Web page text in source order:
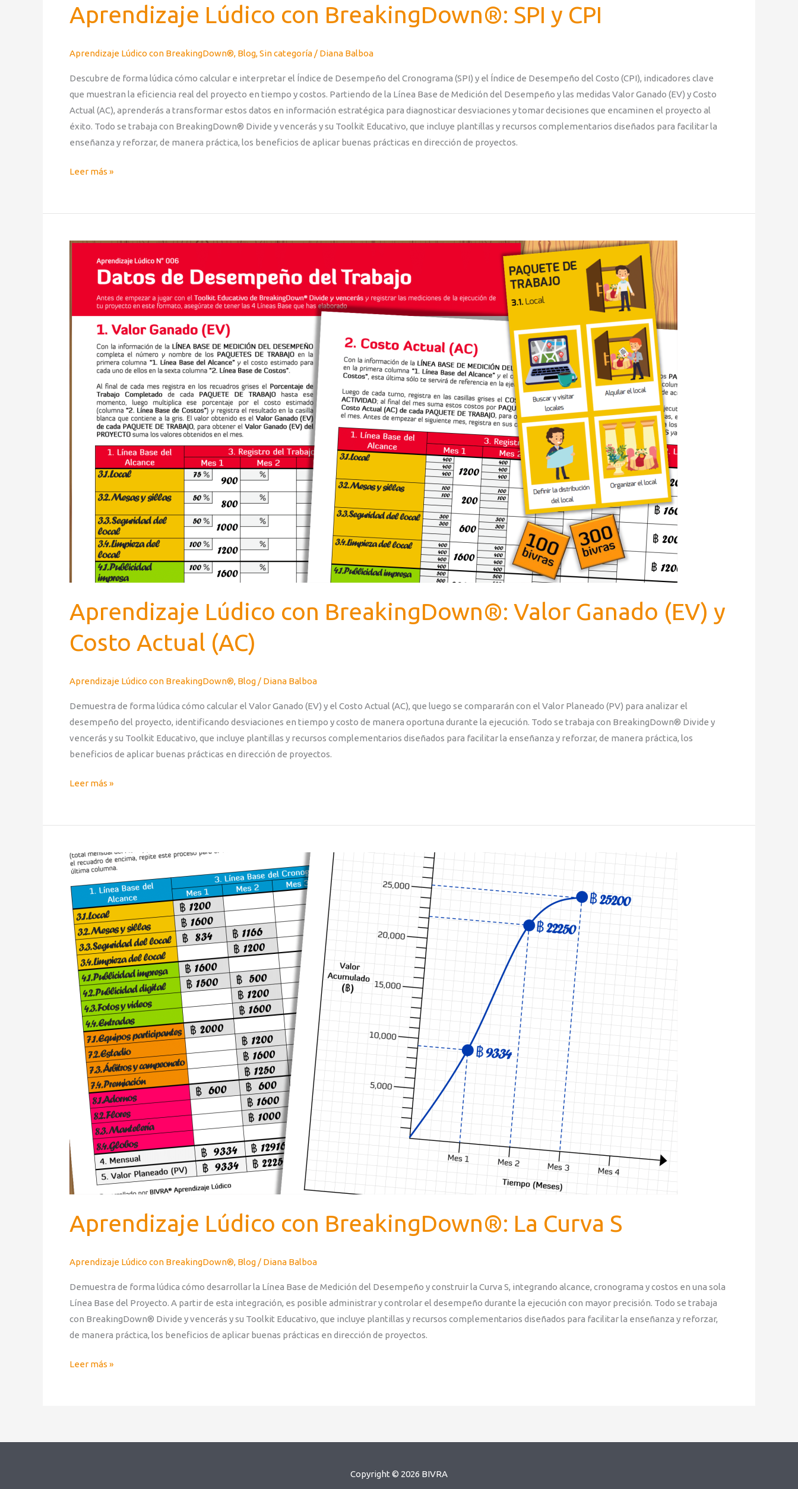
Aprendizaje Lúdico con BreakingDown®: SPI y CPI
Aprendizaje Lúdico con BreakingDown®, Blog,Sin categoría / Diana Balboa
Descubre de forma lúdica cómo calcular e interpretar el Índice de Desempeño del Cronograma (SPI) y el Índice de Desempeño del Costo (CPI), indicadores clave
que muestran la eficiencia real del proyecto en tiempo y costos. Partiendo de la Línea Base de Medición del Desempeño y las medidas Valor Ganado (EV) y Costo
Actual (AC), aprenderás a transformar estos datos en información estratégica para diagnosticar desviaciones y tomar decisiones que encaminen el proyecto al
éxito. Todo se trabaja con BreakingDown® Divide y vencerás y su Toolkit Educativo, que incluye plantillas y recursos complementarios diseñados para facilitar la
enseñanza y reforzar, de manera práctica, los beneficios de aplicar buenas prácticas en dirección de proyectos.
Leer más »
Aprendizaje Lúdico con BreakingDown®: Valor Ganado (EV) y
Costo Actual (AC)
Aprendizaje Lúdico con BreakingDown®, Blog / Diana Balboa
Demuestra de forma lúdica cómo calcular el Valor Ganado (EV) y el Costo Actual (AC), que luego se compararán con el Valor Planeado (PV) para analizar el
desempeño del proyecto, identificando desviaciones en tiempo y costo de manera oportuna durante la ejecución. Todo se trabaja con BreakingDown® Divide y
vencerás y su Toolkit Educativo, que incluye plantillas y recursos complementarios diseñados para facilitar la enseñanza y reforzar, de manera práctica, los
beneficios de aplicar buenas prácticas en dirección de proyectos.
BreakingDown®:
Ganado
Leer más »
Aprendizaje Lúdico con BreakingDown®: La Curva S
Aprendizaje Lúdico con BreakingDown®, Blog / Diana Balboa
Demuestra de forma lúdica cómo desarrollar la Línea Base de Medición del Desempeño y construir la Curva S, integrando alcance, cronograma y costos en una sola
Línea Base del Proyecto. A partir de esta integración, es posible administrar y controlar el desempeño durante la ejecución con mayor precisión. Todo se trabaja
con BreakingDown® Divide y vencerás y su Toolkit Educativo, que incluye plantillas y recursos complementarios diseñados para facilitar la enseñanza y reforzar,
de manera práctica, los beneficios de aplicar buenas prácticas en dirección de proyectos.
Aprendizaje
Lúdico
con
BreakingDown®:
La
Curva
Leer más »
Copyright © 2026 BIVRA